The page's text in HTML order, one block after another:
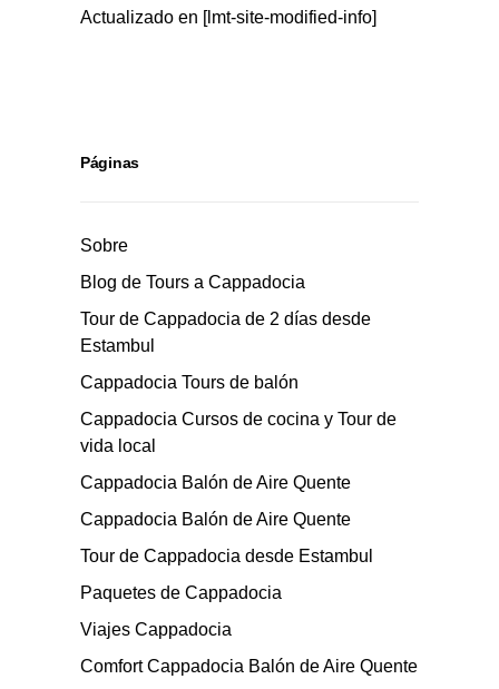
Actualizado en [lmt-site-modified-info]
Páginas
Sobre
Blog de Tours a Cappadocia
Tour de Cappadocia de 2 días desde
Estambul
Cappadocia Tours de balón
Cappadocia Cursos de cocina y Tour de
vida local
Cappadocia Balón de Aire Quente
Cappadocia Balón de Aire Quente
Tour de Cappadocia desde Estambul
Paquetes de Cappadocia
Viajes Cappadocia
Comfort Cappadocia Balón de Aire Quente